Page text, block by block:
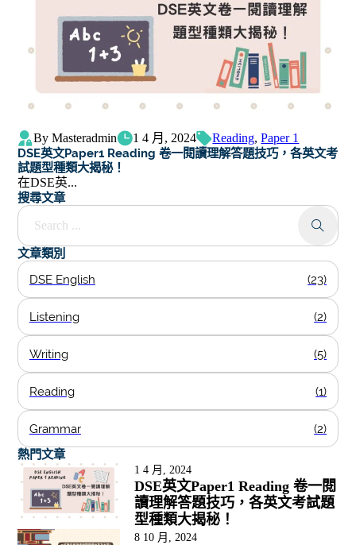
By Masteradmin 1 4 月, 2024 Reading,Paper 1
DSE英文Paper1 Reading 卷一閱讀理解答題技巧，各英文考
試題型種類大揭秘！
在DSE英...
搜尋文章
Search ...
文章類別
DSE English
(23)
Listening (2)
Writing (5)
Reading (1)
Grammar
(2)
熱門文章
1 4 月, 2024
DSE英文Paper1 Reading 卷一閱
讀理解答題技巧，各英文考試題
型種類大揭秘！
8 10 月, 2024